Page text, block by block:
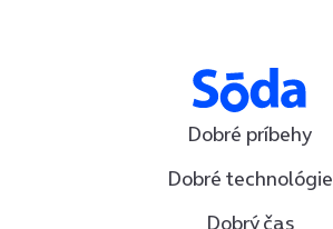
Dobré príbehy
Dobré technológie
Dobrý čas